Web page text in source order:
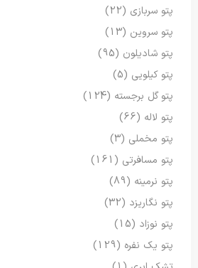
پتو سربازی (22)
پتو سروین (13)
پتو شادیلون (95)
پتو کیلویی (5)
پتو گل برجسته (124)
پتو لاله (66)
پتو مخملی (3)
پتو مسافرتی (161)
پتو نرمینه (89)
پتو نگاریزد (32)
پتو نوزاد (15)
پتو یک نفره (129)